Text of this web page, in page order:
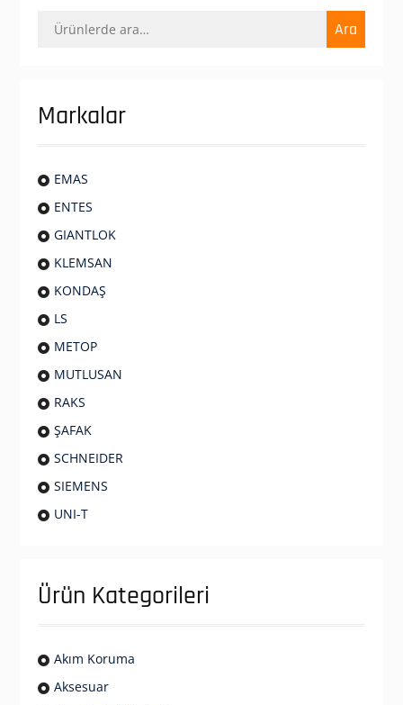
Ara: Ara
Markalar
EMAS
ENTES
GIANTLOK
KLEMSAN
KONDAŞ
LS
METOP
MUTLUSAN
RAKS
ŞAFAK
SCHNEIDER
SIEMENS
UNI-T
Ürün Kategorileri
Akım Koruma
Aksesuar